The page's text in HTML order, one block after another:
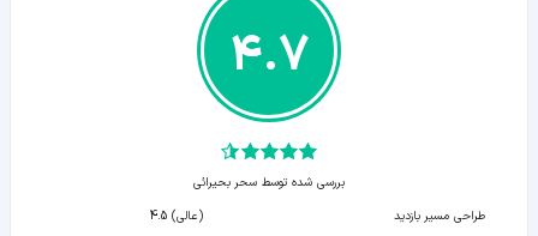
4.7
بررسی شده توسط سحر بحیرائی
طراحی مسیر بازدید
(عالی) 4.5